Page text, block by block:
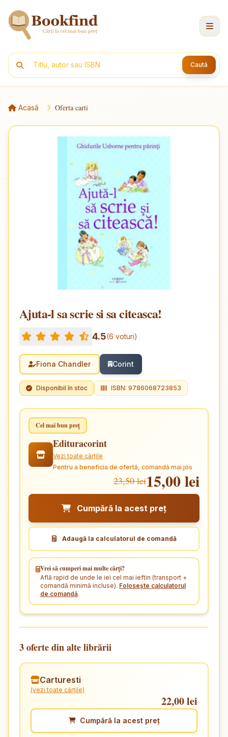
Caută
Acasă Oferta carti
Ajuta-l sa scrie si sa citeasca!
4.5(6 voturi)
Fiona Chandler Corint
Disponibil în stoc ISBN: 9786068723853
Cel mai bun preț
Edituracorint
Vezi toate cărțile
Pentru a beneficia de ofertă, comandă mai jos
23,50 lei15,00 lei
Cumpără la acest preț
Adaugă la calculatorul de comandă
Vrei să cumperi mai multe cărți?
Află rapid de unde le iei cel mai ieftin (transport +
comandă minimă incluse). Folosește calculatorul
de comandă.
3 oferte din alte librării
Carturesti
(vezi toate cărțile)
22,00 lei
Cumpără la acest preț